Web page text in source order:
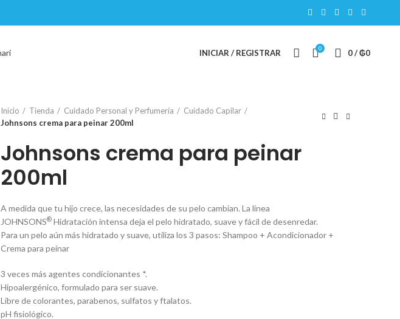
INICIAR / REGISTRAR 0 0/ ₲0
Inicio Tienda Cuidado Personal y Perfumería
Cuidado Capilar
Johnsons crema para peinar 200ml
Johnsons crema para peinar
200ml
A medida que tu hijo crece, las necesidades de su pelo cambian. La línea
JOHNSONS® Hidratación intensa deja el pelo hidratado, suave y fácil de desenredar.
Para un pelo aún más hidratado y suave, utiliza los 3 pasos: Shampoo + Acondicionador +
Crema para peinar
3 veces más agentes condicionantes *.
Hipoalergénico, formulado para ser suave.
Libre de colorantes, parabenos, sulfatos y ftalatos.
pH fisiológico.